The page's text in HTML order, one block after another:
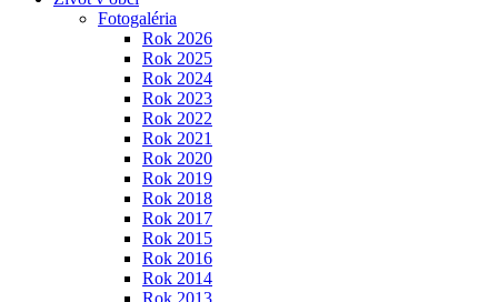
Fotogaléria
Rok 2026
Rok 2025
Rok 2024
Rok 2023
Rok 2022
Rok 2021
Rok 2020
Rok 2019
Rok 2018
Rok 2017
Rok 2015
Rok 2016
Rok 2014
Rok 2013